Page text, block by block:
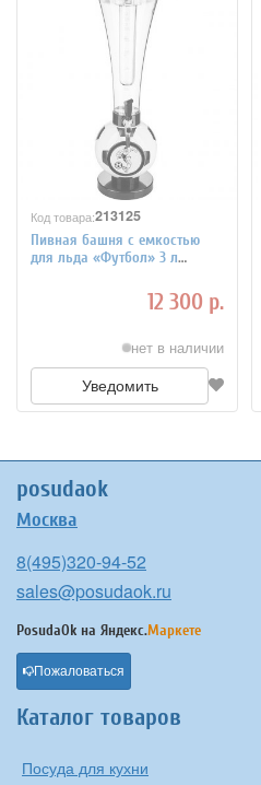
Код товара:213125
Пивная башня с емкостью
для льда «Футбол» 3 л
12 300 р.
нет в наличии
Уведомить
posudaok
Москва
8(495)320-94-52
sales@posudaok.ru
PosudaOk на Яндекс.Маркете
Пожаловаться
Каталог товаров
Посуда для кухни